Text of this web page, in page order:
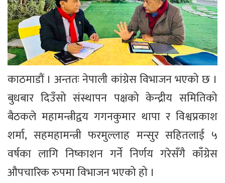
काठमाडौं । अन्ततः नेपाली कांग्रेस विभाजन भएको छ ।
बुधबार दिउँसो संस्थापन पक्षको केन्द्रीय समितिको
बैठकले महामन्त्रीद्वय गगनकुमार थापा र विश्वप्रकाश
शर्मा, सहमहामन्त्री फरमुल्लाह मन्सुर सहितलाई ५
वर्षका लागि निष्काशन गर्ने निर्णय गरेसँगै काँग्रेस
औपचारिक रुपमा विभाजन भएको हो ।